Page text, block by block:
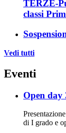
TERZE-
classi
Vedi tutti
Eventi
Open day
di I grado e